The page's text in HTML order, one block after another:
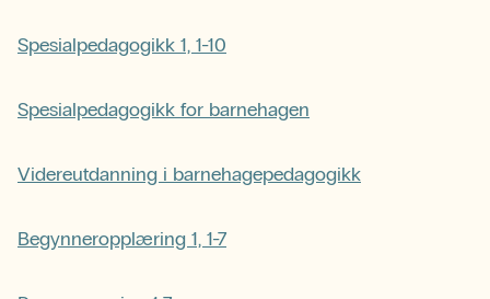
Spesialpedagogikk 1, 1-10
Spesialpedagogikk for barnehagen
Videreutdanning i barnehagepedagogikk
Begynneropplæring 1, 1-7